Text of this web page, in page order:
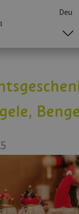
Deu
esp
ita